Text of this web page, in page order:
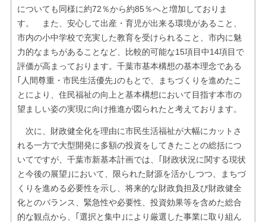
についても同様に約72％から約85％へと増加しておりま
す。 また、安心して出産・育児が出来る環境があること、
市内の小中学校で充実した教育を受けられること、市内に魅
力的なまちがあることなど、比較的可能な15項目中14項目で
評価が高まっております。千葉市基本構想の基本理念である
｢人間尊重・市民生活優先｣のもとで、まちづくりを進めたこ
とにより、住民福祉の向上と基本構想において目指す本市の
望ましい姿の実現に向け推進が図られたと考えております。
次に、財政健全化を理由に市民生活福祉が大幅にカットさ
れる一方で大型開発に多額の投資をしてきたことの総括につ
いてですが、千葉市新基本計画では、｢財政状況に関する現状
と今後の展望｣において、限られた財源を活かしつつ、まちづ
くりを進める必要性を示し、将来的な財政負担及び財政健全
化とのバランス、緊急性や必要性、投資効果等を含めた総合
的な観点から、｢選択と集中｣により厳選した事業に取り組ん